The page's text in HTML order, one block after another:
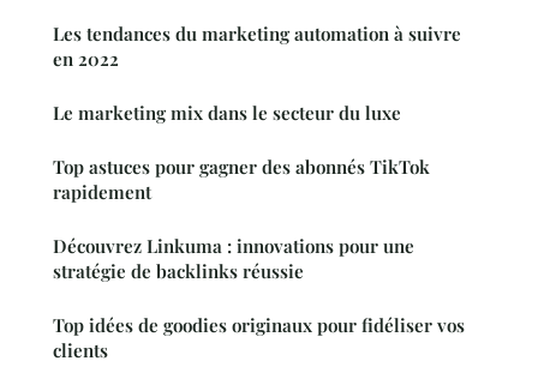
Les tendances du marketing automation à suivre
en 2022
Le marketing mix dans le secteur du luxe
Top astuces pour gagner des abonnés TikTok
rapidement
Découvrez Linkuma : innovations pour une
stratégie de backlinks réussie
Top idées de goodies originaux pour fidéliser vos
clients